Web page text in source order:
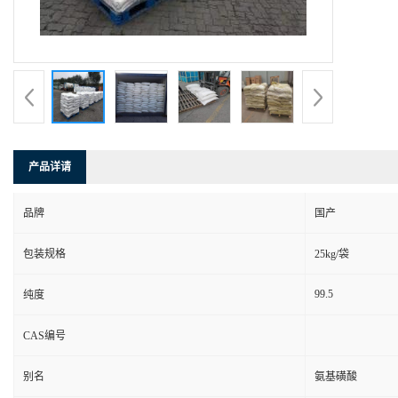
产品详请
品牌 国产
包装规格 25kg/袋
纯度 99.5
CAS编号
别名 氨基磺酸